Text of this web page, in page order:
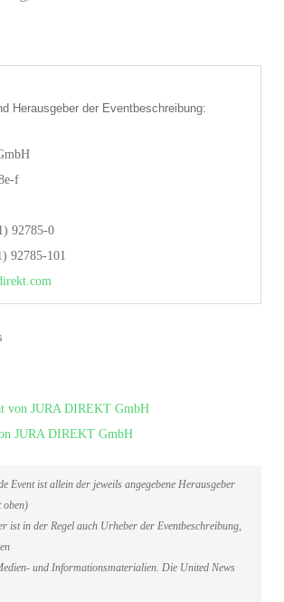
Herausgeber der Eventbeschreibung:
f
92785-0
92785-101
von JURA DIREKT GmbH
JURA DIREKT GmbH
Event ist allein der jeweils angegebene Herausgeber
oben)
ist in der Regel auch Urheber der Eventbeschreibung,
und Informationsmaterialien. Die United News